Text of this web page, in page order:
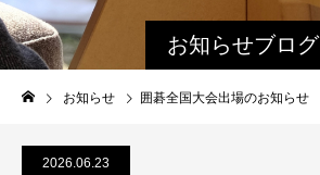
お知らせブログ
お知らせ 囲碁全国大会出場のお知らせ
2026.06.23